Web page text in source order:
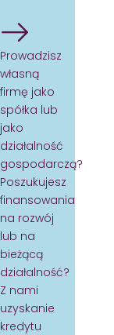
Prowadzisz
własną
firmę jako
spółka lub
jako
działalność
gospodarczą?
Poszukujesz
finansowania
na rozwój
lub na
bieżącą
działalność?
Z nami
uzyskanie
kredytu